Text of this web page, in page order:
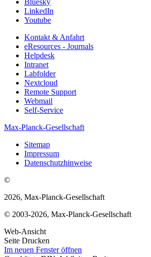
LinkedIn
Youtube
Kontakt & Anfahrt
eResources - Journals
Helpdesk
Intranet
Labfolder
Nextcloud
Remote Support
Webmail
Self-Service
Max-Planck-Gesellschaft
Sitemap
Impressum
Datenschutzhinweise
©
2026, Max-Planck-Gesellschaft
© 2003-2026, Max-Planck-Gesellschaft
Web-Ansicht
Seite Drucken
Im neuen Fenster öffnen